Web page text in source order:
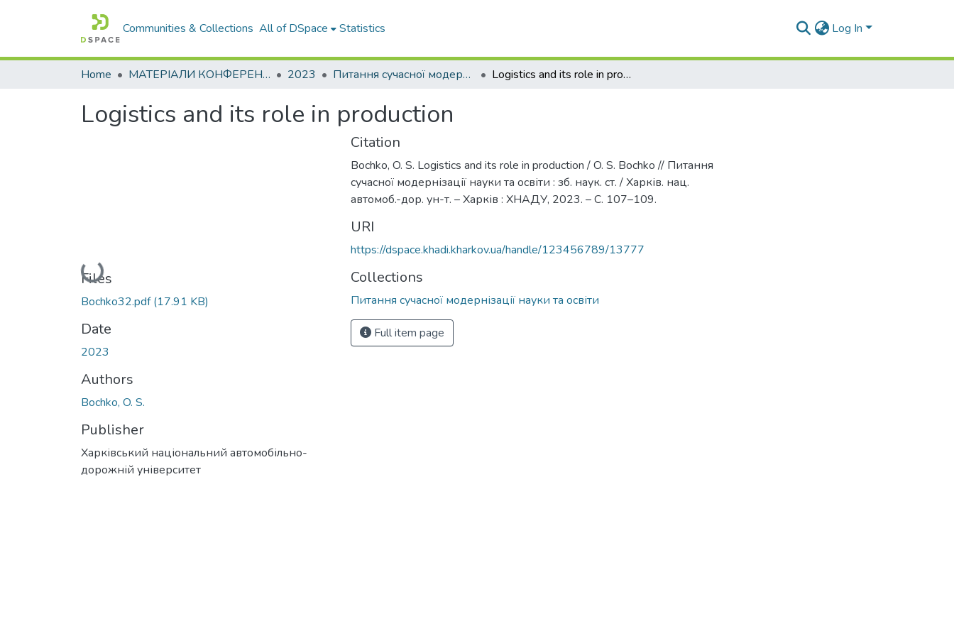
Communities & Collections All of DSpace Statistics Log In
Home МАТЕРІАЛИ КОНФЕРЕНЦІЙ 2023 Питання сучасної модернізації науки та освіти Logistics and its role in production
Logistics and its role in production
Loading...
Files
Bochko32.pdf(17.91 KB)
Date
2023
Authors
Bochko, O. S.
Publisher
Харківський національний автомобільно-
дорожній університет
Citation
Bochko, O. S. Logistics and its role in production / O. S. Bochko // Питання
сучасної модернізації науки та освіти : зб. наук. ст. / Харків. нац.
автомоб.-дор. ун-т. – Харків : ХНАДУ, 2023. – C. 107–109.
URI
https://dspace.khadi.kharkov.ua/handle/123456789/13777
Collections
Питання сучасної модернізації науки та освіти
Full item page